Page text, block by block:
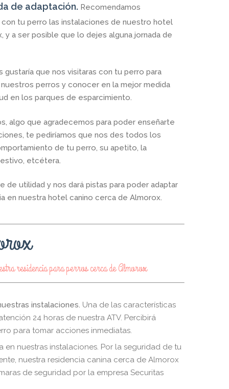
de adaptación. Recomendamos
tu perro las instalaciones de nuestro hotel
y a ser posible que lo dejes alguna jornada de
gustaría que nos visitaras con tu perro para
perros y conocer en la mejor medida
en los parques de esparcimiento.
algo que agradecemos para poder enseñarte
te pediríamos que nos des todos los
de tu perro, su apetito, la
etcétera.
de utilidad y nos dará pistas para poder adaptar
en nuestra hotel canino cerca de Almorox.
residencia para perros cerca de Almorox
instalaciones. Una de las características
24 horas de nuestra ATV. Percibirá
para tomar acciones inmediatas.
en nuestras instalaciones. Por la seguridad de tu
nuestra residencia canina cerca de Almorox
de seguridad por la empresa Securitas